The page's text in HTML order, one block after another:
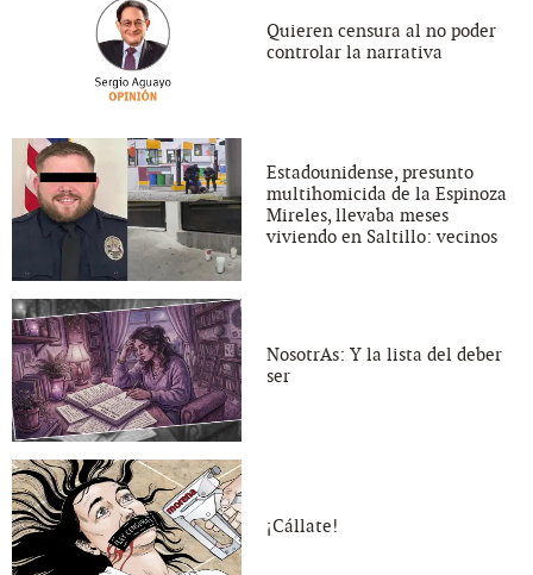
Quieren censura al no poder
controlar la narrativa
Estadounidense, presunto
multihomicida de la Espinoza
Mireles, llevaba meses
viviendo en Saltillo: vecinos
NosotrAs: Y la lista del deber
ser
¡Cállate!